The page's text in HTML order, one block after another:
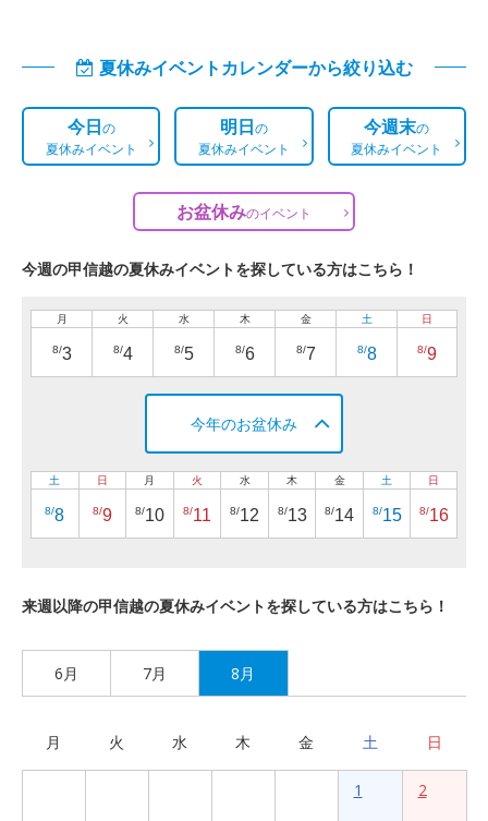
夏休みイベントカレンダーから絞り込む
今日の
夏休みイベント
明日の
夏休みイベント
今週末の
夏休みイベント
お盆休みのイベント
今週の甲信越の夏休みイベントを探している方はこちら！
月
8/3
火
8/4
水
8/5
木
8/6
金
8/7
土
8/8
日
8/9
今年のお盆休み
土
8/8
日
8/9
月
8/10
火
8/11
水
8/12
木
8/13
金
8/14
土
8/15
日
8/16
来週以降の甲信越の夏休みイベントを探している方はこちら！
6月 7月 8月
月 火 水 木 金 土 日
1 2